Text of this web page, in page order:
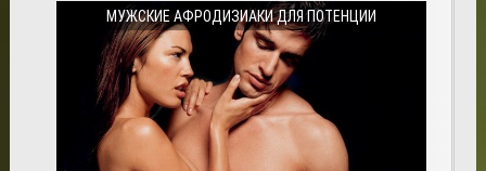
МУЖСКИЕ АФРОДИЗИАКИ ДЛЯ ПОТЕНЦИИ